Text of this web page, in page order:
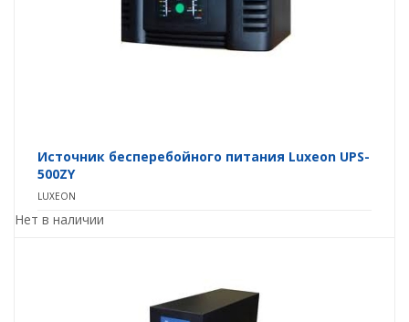
Источник бесперебойного питания Luxeon UPS-
500ZY
LUXEON
Нет в наличии